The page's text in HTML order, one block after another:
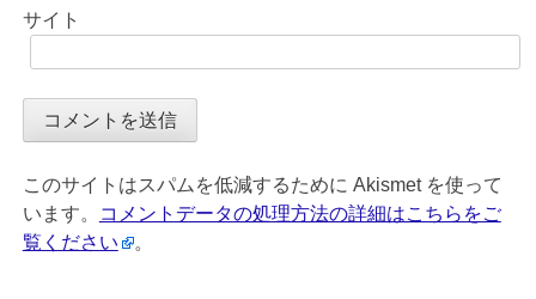
サイト
このサイトはスパムを低減するために Akismet を使って
います。
コメントデータの処理方法の詳細はこちらをご
覧ください
。